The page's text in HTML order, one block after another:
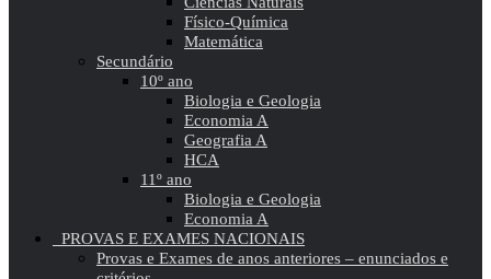
Físico-Química
Matemática
Secundário
10º ano
Biologia e Geologia
Economia A
Geografia A
HCA
11º ano
Biologia e Geologia
Economia A
PROVAS E EXAMES NACIONAIS
Provas e Exames de anos anteriores – enunciados e